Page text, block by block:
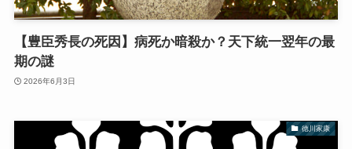
【豊臣秀長の死因】病死か暗殺か？天下統一翌年の最
期の謎
2026年6月3日
徳川家康